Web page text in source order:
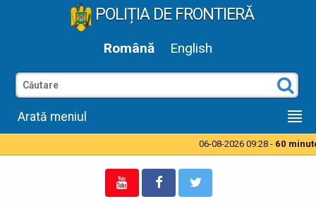
POLIȚIA DE FRONTIERĂ
Română English
Arată meniul
06-08-2026 09:28 - 60